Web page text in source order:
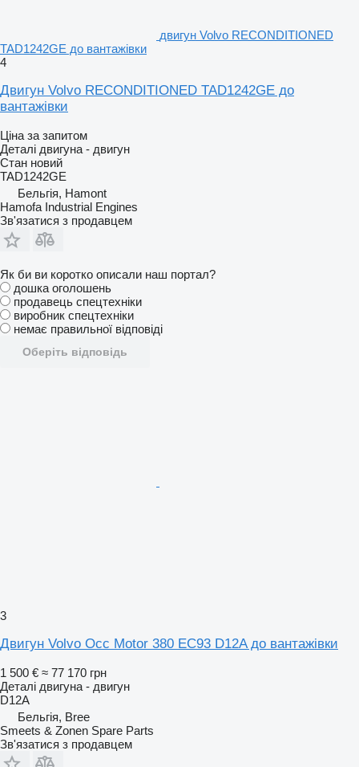
двигун Volvo RECONDITIONED
TAD1242GE до вантажівки
4
Двигун Volvo RECONDITIONED TAD1242GE до
вантажівки
Ціна за запитом
Деталі двигуна - двигун
Стан новий
TAD1242GE
Бельгія, Hamont
Hamofa Industrial Engines
Зв'язатися з продавцем
Як би ви коротко описали наш портал?
дошка оголошень
продавець спецтехніки
виробник спецтехніки
немає правильної відповіді
Оберіть відповідь
3
Двигун Volvo Occ Motor 380 EC93 D12A до вантажівки
1 500 € ≈ 77 170 грн
Деталі двигуна - двигун
D12A
Бельгія, Bree
Smeets & Zonen Spare Parts
Зв'язатися з продавцем